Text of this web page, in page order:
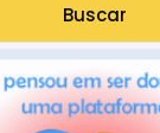
Buscar